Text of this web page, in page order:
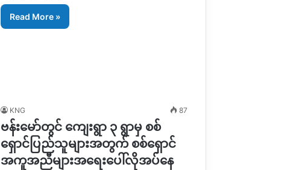
Read More »
KNG 87
ဗန်းမော်တွင် ကျေးရွာ ၃ ရွာမှ စစ်
ရှောင်ပြည်သူများအတွက် စစ်ရှောင်
အကူအညီများအရေးပေါ်လိုအပ်နေ